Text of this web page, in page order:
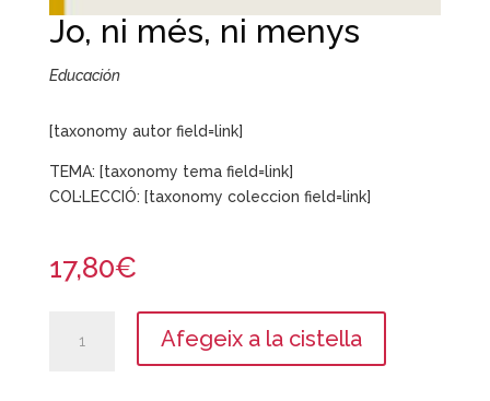
Jo, ni més, ni menys
Educación
[taxonomy autor field=link]
TEMA: [taxonomy tema field=link]
COL·LECCIÓ: [taxonomy coleccion field=link]
17,80€
Afegeix a la cistella